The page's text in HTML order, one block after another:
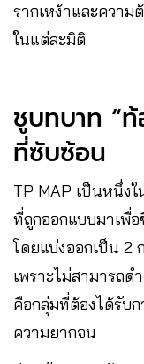
รากเหง้าและความ
ในแต่ละมิติ
ชูบทบาท “
ที่ซับซ้อน
TP MAP เป็นหนึ่ง
ที่ถูกออกแบบมาเพื่
โดยแบ่งออกเป็น 2
เพราะไม่สามารถ
คือกลุ่มที่ต้องได้รับ
ความยากจน